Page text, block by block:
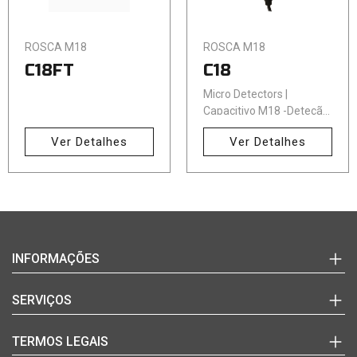
Login
(+351)
(chamada
ROSCA M18
C18FT
Ver Detalhes
ROSCA M18
C18
Micro Detectors |
Capacitivo M18 -Deteção
até 12mm
Ver Detalhes
INFORMAÇÕES
Marcas
Documentos Técnicos
Notícias
Blog
SERVIÇOS
Quem Somos
TERMOS LEGAIS